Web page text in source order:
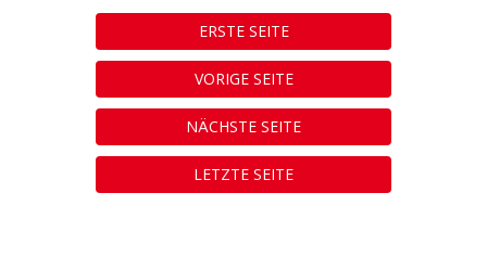
ERSTE SEITE
VORIGE SEITE
NÄCHSTE SEITE
LETZTE SEITE